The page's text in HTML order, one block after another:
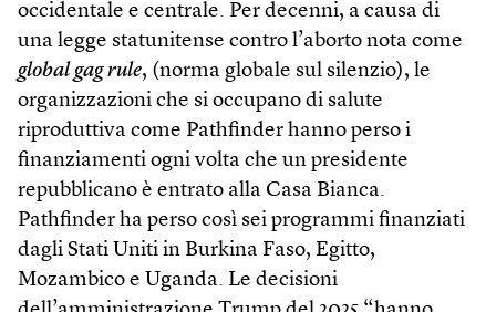
occidentale e centrale. Per decenni, a causa di
una legge statunitense contro l’aborto nota come
global gag rule, (norma globale sul silenzio), le
organizzazioni che si occupano di salute
riproduttiva come Pathfinder hanno perso i
finanziamenti ogni volta che un presidente
repubblicano è entrato alla Casa Bianca.
Pathfinder ha perso così sei programmi finanziati
dagli Stati Uniti in Burkina Faso, Egitto,
Mozambico e Uganda. Le decisioni